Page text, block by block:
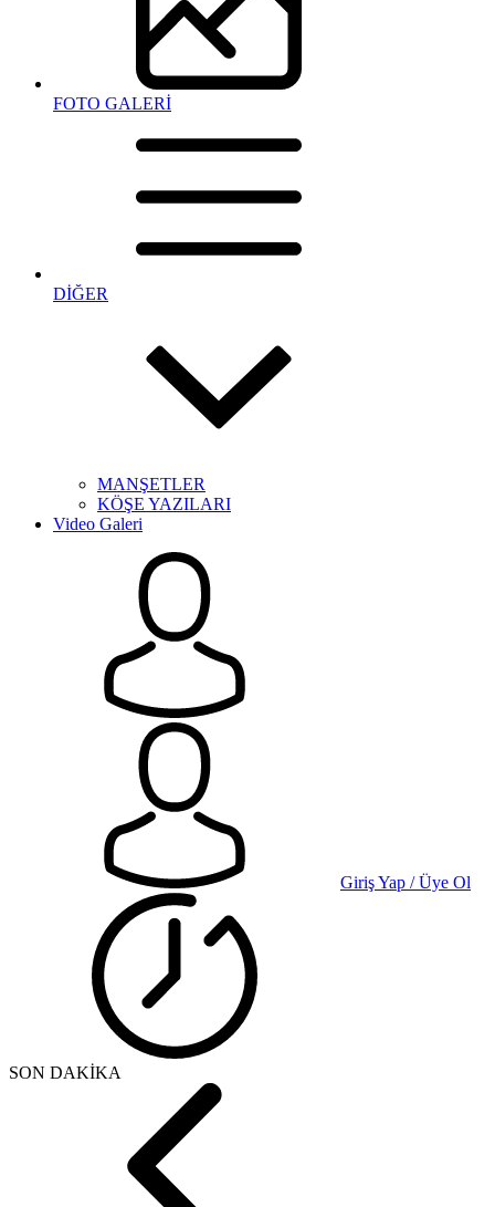
FOTO GALERİ
DİĞER
MANŞETLER
KÖŞE YAZILARI
Video Galeri
Giriş Yap / Üye Ol
SON DAKİKA